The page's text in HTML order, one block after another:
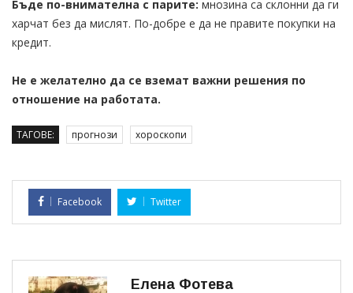
Бъде по-внимателна с парите: мнозина са склонни да ги
харчат без да мислят. По-добре е да не правите покупки на
кредит.
Не е желателно да се вземат важни решения по
отношение на работата.
ТАГОВЕ: прогнози хороскопи
Facebook Twitter
Елена Фотева